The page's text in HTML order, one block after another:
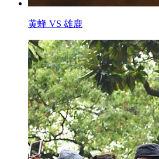
黄蜂 VS 雄鹿